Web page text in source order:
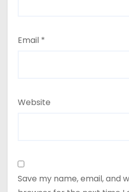
Email *
Website
Save my name, email, and